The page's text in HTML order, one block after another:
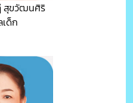
สุขวัฒนศิริ
ด็ก